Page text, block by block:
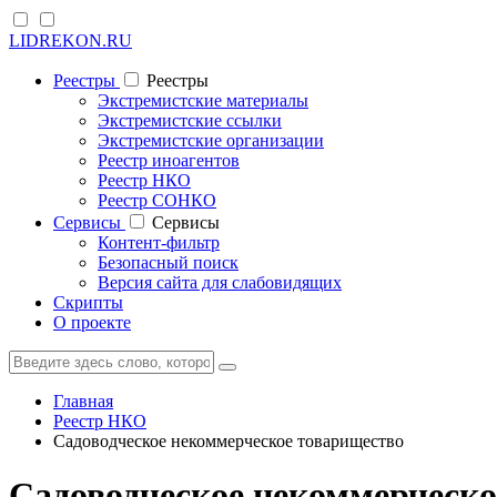
LIDREKON.RU
Реестры
Реестры
Экстремистские материалы
Экстремистские ссылки
Экстремистские организации
Реестр иноагентов
Реестр НКО
Реестр СОНКО
Cервисы
Cервисы
Контент-фильтр
Безопасный поиск
Версия сайта для слабовидящих
Скрипты
О проекте
Главная
Реестр НКО
Садоводческое некоммерческое товарищество